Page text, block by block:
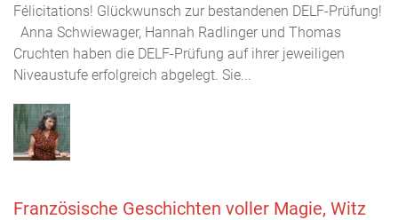
Félicitations! Glückwunsch zur bestandenen DELF-Prüfung!
Anna Schwiewager, Hannah Radlinger und Thomas
Cruchten haben die DELF-Prüfung auf ihrer jeweiligen
Niveaustufe erfolgreich abgelegt. Sie...
Französische Geschichten voller Magie, Witz